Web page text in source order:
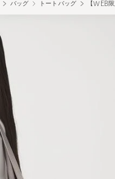
バッグ トートバッグ 【WEB